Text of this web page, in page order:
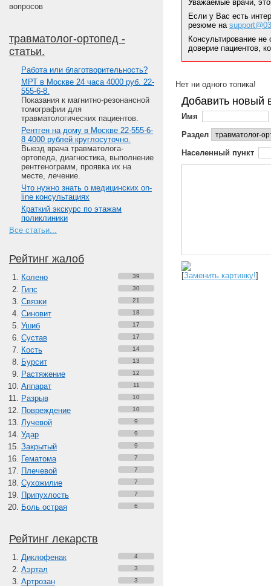
вопросов
травматолог-ортопед -
статьи.
Работа или благотворительность?
МРТ в Москве 24 часа 4000 руб. 22-
555-6-8.
Показания к магнитно-резонансной
томографии для
травматологических пациентов.
Рентген на дому в Москве 22-555-6-
8 4000 рублей круглосуточно.
Выезд врача травматолога-
ортопеда, диагностика, выполнение
рентгенограмм, проявка их на
месте, лечение.
Что нужно знать о медицинских on-
line консультациях
Краткий экскурс по этажам
поликлиники
Все статьи...
Рейтинг жалоб
Колено 39
Гипс 30
Связки 21
Синовит 18
Ушиб 17
Сустав 17
Кость 14
Бурсит 13
Растяжение 12
Аппарат 11
Разрыв 10
Повреждение 10
Лучевой 9
Удар 9
Закрытый 9
Гематома 7
Плечевой 7
Сухожилие 7
Припухлость 7
Боль острая 6
Рейтинг лекарств
Диклофенак 4
Аэртал 3
Артрозан 3
Уважаемые врачи,
Если у Вас есть
резюме на
Консультирование
доверие пациентов,
Нет ни одного топика!
Добавить новый
Имя
Раздел
Населенный пункт
[Заменить картинку!]